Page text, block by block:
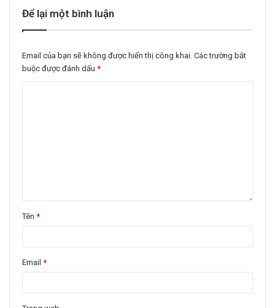
Để lại một bình luận
Email của bạn sẽ không được hiển thị công khai. Các trường bắt
buộc được đánh dấu *
Tên *
Email *